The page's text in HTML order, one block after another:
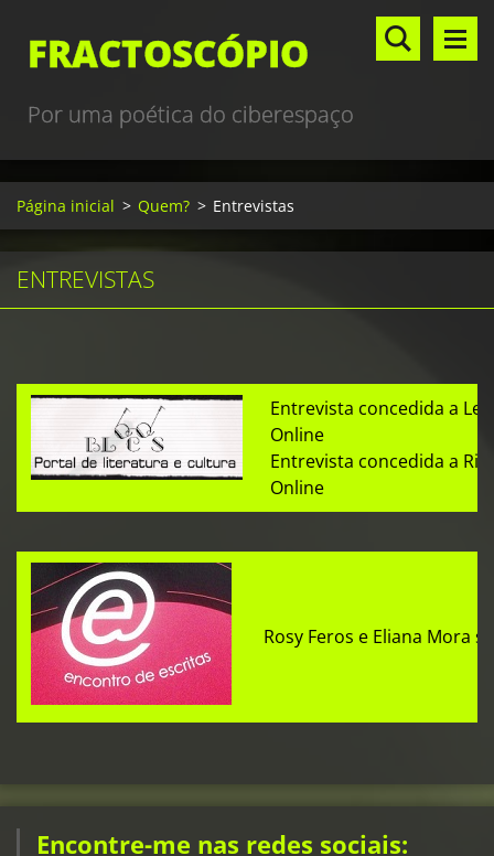
FRACTOSCÓPIO
Por uma poética do ciberespaço
Página inicial > Quem? > Entrevistas
ENTREVISTAS
Entrevista concedida a
Online
Entrevista concedida a
Online
Rosy Feros e Eliana Mora
Encontre-me nas redes sociais: